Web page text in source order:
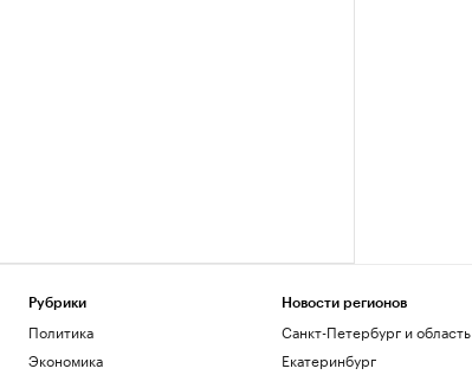
Рубрики
Политика
Экономика
Новости регионов
Санкт-Петербург и область
Екатеринбург